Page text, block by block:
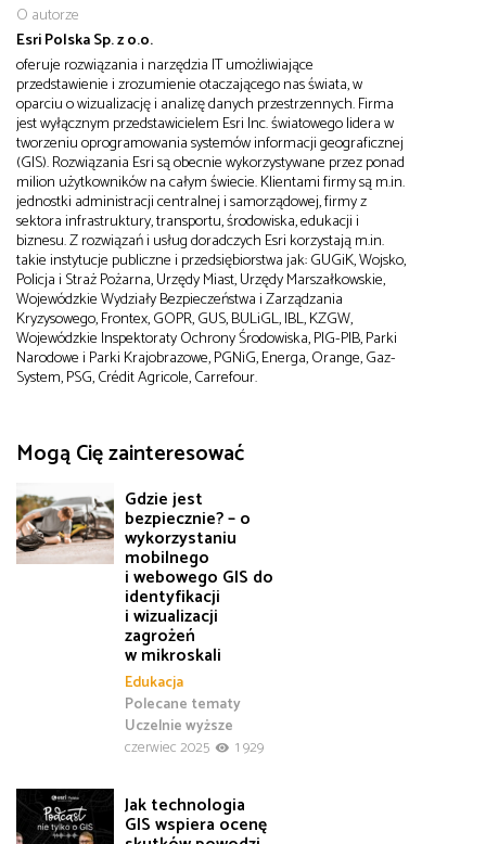
O autorze
Esri Polska Sp. z o.o.
oferuje rozwiązania i narzędzia IT umożliwiające
przedstawienie i zrozumienie otaczającego nas świata, w
oparciu o wizualizację i analizę danych przestrzennych. Firma
jest wyłącznym przedstawicielem Esri Inc. światowego lidera w
tworzeniu oprogramowania systemów informacji geograficznej
(GIS). Rozwiązania Esri są obecnie wykorzystywane przez ponad
milion użytkowników na całym świecie. Klientami firmy są m.in.
jednostki administracji centralnej i samorządowej, firmy z
sektora infrastruktury, transportu, środowiska, edukacji i
biznesu. Z rozwiązań i usług doradczych Esri korzystają m.in.
takie instytucje publiczne i przedsiębiorstwa jak: GUGiK, Wojsko,
Policja i Straż Pożarna, Urzędy Miast, Urzędy Marszałkowskie,
Wojewódzkie Wydziały Bezpieczeństwa i Zarządzania
Kryzysowego, Frontex, GOPR, GUS, BULiGL, IBL, KZGW,
Wojewódzkie Inspektoraty Ochrony Środowiska, PIG-PIB, Parki
Narodowe i Parki Krajobrazowe, PGNiG, Energa, Orange, Gaz-
System, PSG, Crédit Agricole, Carrefour.
Mogą Cię zainteresować
Gdzie jest
bezpiecznie? – o
wykorzystaniu
mobilnego
i webowego GIS do
identyfikacji
i wizualizacji
zagrożeń
w mikroskali
Edukacja
Polecane tematy
Uczelnie wyższe
czerwiec 2025
1 929
Jak technologia
GIS wspiera ocenę